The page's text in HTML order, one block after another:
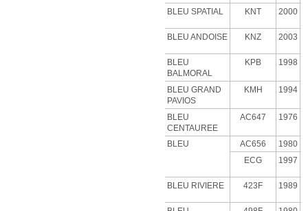
BLEU SPATIAL KNT 2000
BLEU ANDOISE KNZ 2003
BLEU
BALMORAL
KPB 1998
BLEU GRAND
PAVIOS
KMH 1994
BLEU
CENTAUREE
AC647 1976
BLEU AC656 1980
ECG
1997
BLEU RIVIERE 423F 1989